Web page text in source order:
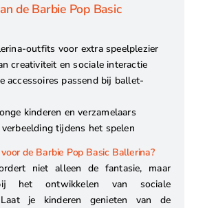
de Barbie Pop Basic
outfits voor extra speelplezier
creativiteit en sociale interactie
accessoires passend bij ballet-
kinderen en verzamelaars
tijdens het spelen
de Barbie Pop Basic Ballerina?
niet alleen de fantasie, maar
het ontwikkelen van sociale
Laat je kinderen genieten van de